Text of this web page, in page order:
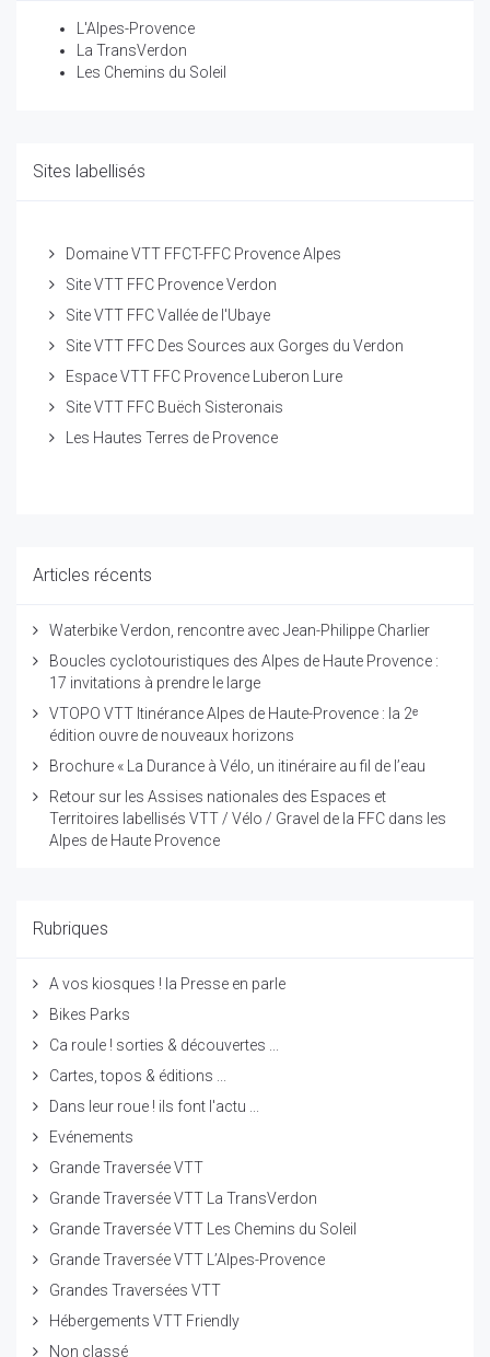
L'Alpes-Provence
La TransVerdon
Les Chemins du Soleil
Sites labellisés
Domaine VTT FFCT-FFC Provence Alpes
Site VTT FFC Provence Verdon
Site VTT FFC Vallée de l'Ubaye
Site VTT FFC Des Sources aux Gorges du Verdon
Espace VTT FFC Provence Luberon Lure
Site VTT FFC Buëch Sisteronais
Les Hautes Terres de Provence
Articles récents
Waterbike Verdon, rencontre avec Jean-Philippe Charlier
Boucles cyclotouristiques des Alpes de Haute Provence :
17 invitations à prendre le large
VTOPO VTT Itinérance Alpes de Haute-Provence : la 2ᵉ
édition ouvre de nouveaux horizons
Brochure « La Durance à Vélo, un itinéraire au fil de l’eau
Retour sur les Assises nationales des Espaces et
Territoires labellisés VTT / Vélo / Gravel de la FFC dans les
Alpes de Haute Provence
Rubriques
A vos kiosques ! la Presse en parle
Bikes Parks
Ca roule ! sorties & découvertes ...
Cartes, topos & éditions ...
Dans leur roue ! ils font l'actu ...
Evénements
Grande Traversée VTT
Grande Traversée VTT La TransVerdon
Grande Traversée VTT Les Chemins du Soleil
Grande Traversée VTT L’Alpes-Provence
Grandes Traversées VTT
Hébergements VTT Friendly
Non classé